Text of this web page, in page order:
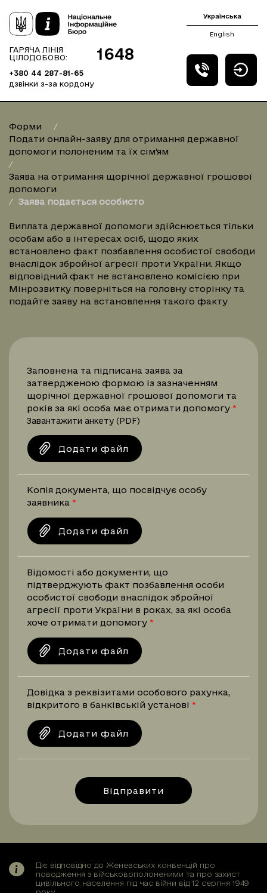
ГАРЯЧА ЛІНІЯ
ЦІЛОДОБОВО:
1648
+380 44 287-81-65
дзвінки з-за кордону
Українська
English
Форми
Подати онлайн-заяву для отримання державної
допомоги полоненим та їх сім’ям
Заява на отримання щорічної державної грошової
допомоги
Заява подається особисто
Виплата державної допомоги здійснюється тільки
особам або в інтересах осіб, щодо яких
встановлено факт позбавлення особистої свободи
внаслідок збройної агресії проти України. Якщо
відповідний факт не встановлено комісією при
Мінрозвитку поверніться на головну сторінку та
подайте заяву на встановлення такого факту
Заповнена та підписана заява за
затвердженою формою із зазначенням
щорічної державної грошової допомоги та
років за які особа має отримати допомогу
Завантажити анкету (PDF)
Додати файл
Копія документа, що посвідчує особу
заявника
Додати файл
Відомості або документи, що
підтверджують факт позбавлення особи
особистої свободи внаслідок збройної
агресії проти України в роках, за які особа
хоче отримати допомогу
Додати файл
Довідка з реквізитами особового рахунка,
відкритого в банківській установі
Додати файл
Відправити
Діє відповідно до Женевських конвенцій про
поводження з військовополоненими та про захист
цивільного населення під час війни від 12 серпня 1949